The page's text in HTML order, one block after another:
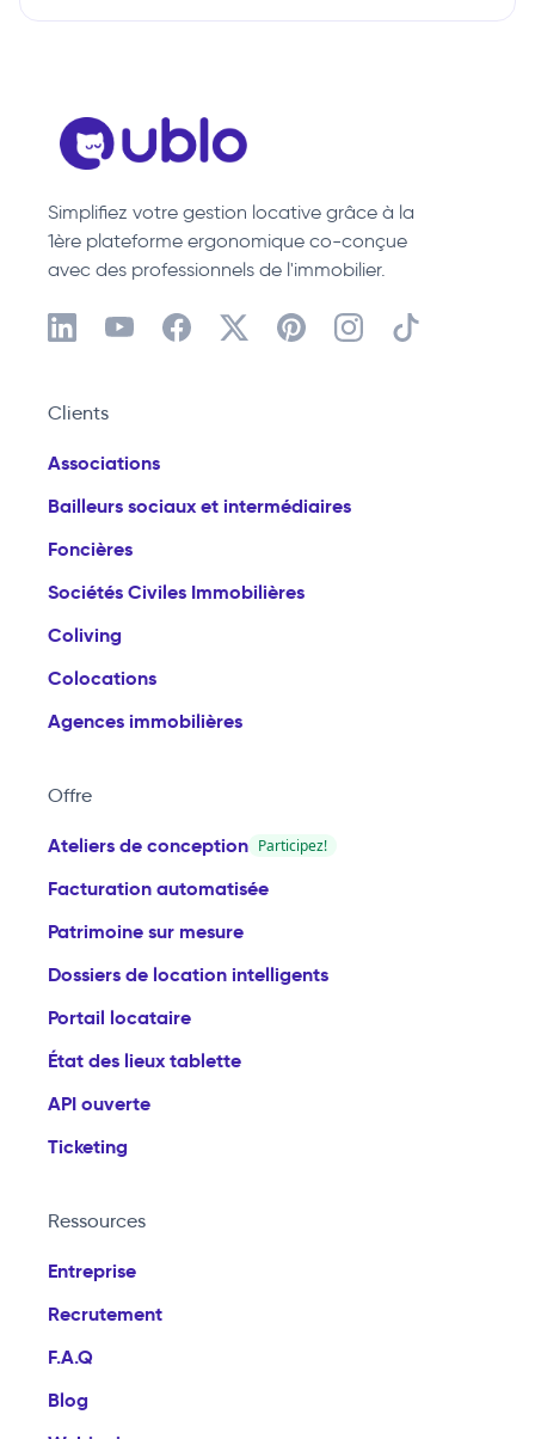
Simplifiez votre gestion locative grâce à la
1ère plateforme ergonomique co-conçue
avec des professionnels de l'immobilier.
Clients
Associations
Bailleurs sociaux et intermédiaires
Foncières
Sociétés Civiles Immobilières
Coliving
Colocations
Agences immobilières
Offre
Ateliers de conception Participez!
Facturation automatisée
Patrimoine sur mesure
Dossiers de location intelligents
Portail locataire
État des lieux tablette
API ouverte
Ticketing
Ressources
Entreprise
Recrutement
F.A.Q
Blog